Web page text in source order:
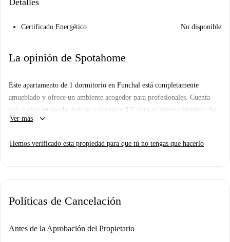
Detalles
Certificado Energético No disponible
La opinión de Spotahome
Este apartamento de 1 dormitorio en Funchal está completamente
amueblado y ofrece un ambiente acogedor para profesionales. Cuenta
con cocina equipada, balcón o terraza y TV para su entretenimiento. Se
proporciona ropa de cama y todos los gastos de luz, agua, gas y wifi
anuncio para su comodidad.
A poca distancia a pie encontrará restaurantes como A Casa da Levada, O
experiencias, todo a su alcance.
Ver más keyboard_arrow_down
Hemos verificado esta propiedad para que tú no tengas que hacerlo
Políticas de Cancelación
Antes de la Aprobación del Propietario